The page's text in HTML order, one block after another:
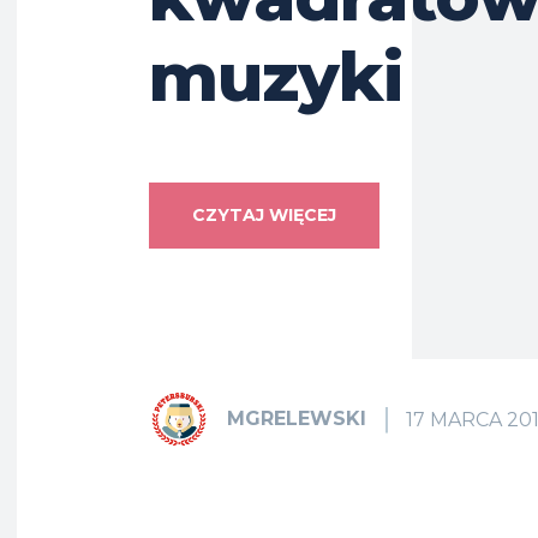
muzyki
CZYTAJ WIĘCEJ
MGRELEWSKI 17 MARCA